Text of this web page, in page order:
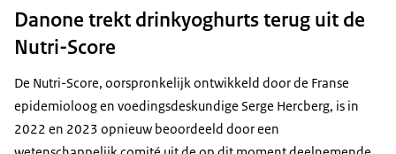
Danone trekt drinkyoghurts terug uit de
Nutri-Score
De Nutri-Score, oorspronkelijk ontwikkeld door de Franse
epidemioloog en voedingsdeskundige Serge Hercberg, is in
2022 en 2023 opnieuw beoordeeld door een